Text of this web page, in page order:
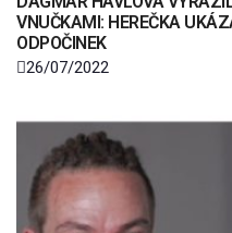
VNUČKAMI: HEREČKA
ODPOČINEK
26/07/2022